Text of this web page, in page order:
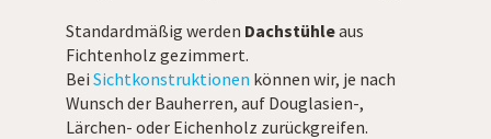
Standardmäßig werden Dachstühleaus
Fichtenholz gezimmert.
Bei Sichtkonstruktionen können wir, je nach
Wunsch der Bauherren, auf Douglasien-,
Lärchen- oder Eichenholz zurückgreifen.